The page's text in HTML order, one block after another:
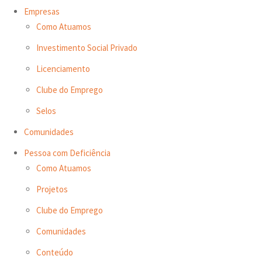
Empresas
Como Atuamos
Investimento Social Privado
Licenciamento
Clube do Emprego
Selos
Comunidades
Pessoa com Deficiência
Como Atuamos
Projetos
Clube do Emprego
Comunidades
Conteúdo